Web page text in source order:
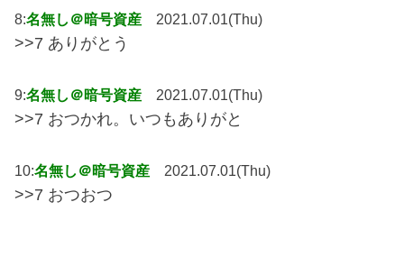
8:名無し＠暗号資産 2021.07.01(Thu)
>>7 ありがとう
9:名無し＠暗号資産 2021.07.01(Thu)
>>7 おつかれ。いつもありがと
10:名無し＠暗号資産 2021.07.01(Thu)
>>7 おつおつ